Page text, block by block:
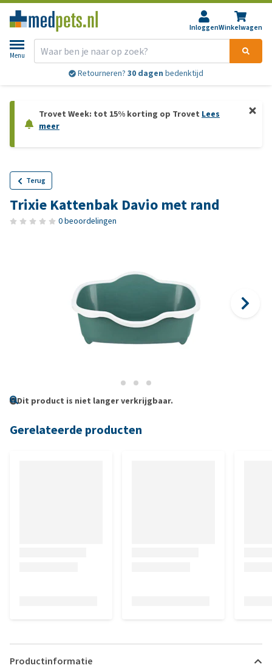
InloggenWinkelwagen
Menu
Retourneren? 30 dagen bedenktijd
Trovet Week: tot 15% korting op Trovet Lees
meer
Terug
Trixie Kattenbak Davio met rand
0 beoordelingen
Dit product is niet langer verkrijgbaar.
Gerelateerde producten
Productinformatie